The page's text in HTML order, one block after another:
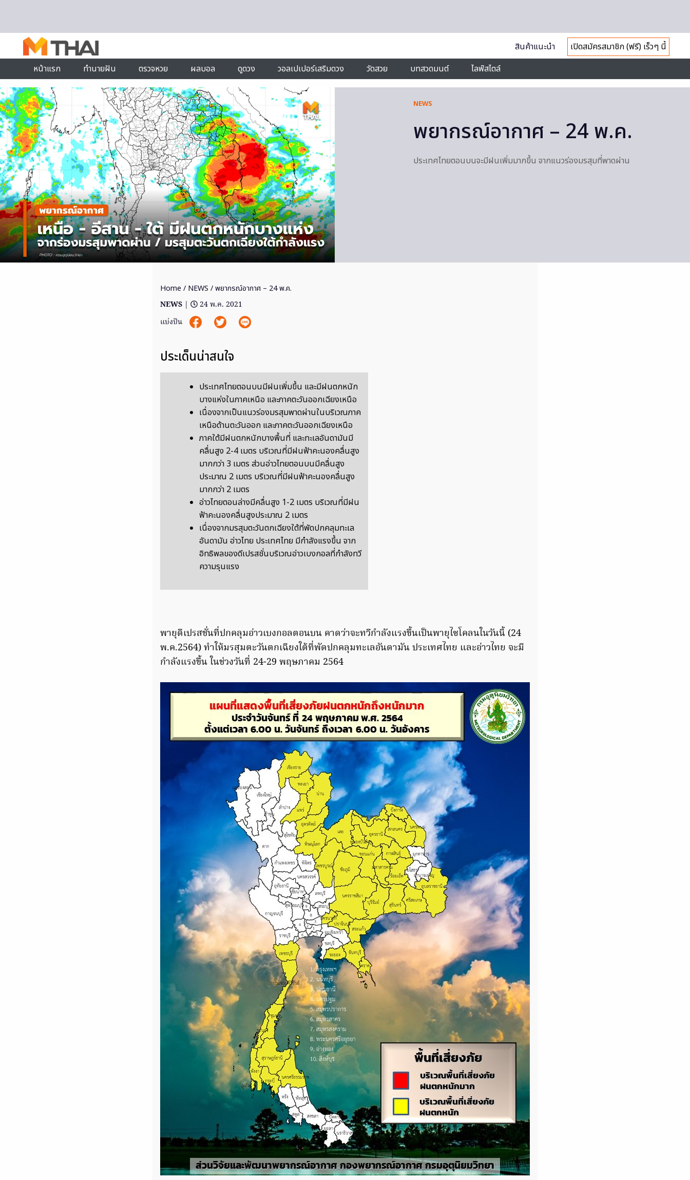
สินค้าแนะนำ
เปิดสมัครสมาชิก (ฟรี) เร็วๆ นี้
หน้าแรก
ทำนายฝัน ตรวจหวย ผลบอล ดูดวง วอลเปเปอร์เสริมดวง วัดสวย บทสวดมนต์ ไลฟ์สไตล์
NEWS
พยากรณ์อากาศ – 24 พ.ค.
ประเทศไทยตอนบนจะมีฝนเพิ่มมากขึ้น จากแนวร่องมรสุมที่พาดผ่าน
Home / NEWS / พยากรณ์อากาศ – 24 พ.ค.
NEWS |
24 พ.ค. 2021
แบ่งปัน
ประเด็นน่าสนใจ
ประเทศไทยตอนบนมีฝนเพิ่มขึ้น และมีฝนตกหนัก
บางแห่งในภาคเหนือ และภาคตะวันออกเฉียงเหนือ
เนื่องจากเป็นแนวร่องมรสุมพาดผ่านในบริเวณภาค
เหนือด้านตะวันออก และภาคตะวันออกเฉียงเหนือ
ภาคใต้มีฝนตกหนักบางพื้นที่ และทะเลอันดามันมี
คลื่นสูง 2-4 เมตร บริเวณที่มีฝนฟ้าคะนองคลื่นสูง
มากกว่า 3 เมตร ส่วนอ่าวไทยตอนบนมีคลื่นสูง
ประมาณ 2 เมตร บริเวณที่มีฝนฟ้าคะนองคลื่นสูง
มากกว่า 2 เมตร
อ่าวไทยตอนล่างมีคลื่นสูง 1-2 เมตร บริเวณที่มีฝน
ฟ้าคะนองคลื่นสูงประมาณ 2 เมตร
เนื่องจากมรสุมตะวันตกเฉียงใต้ที่พัดปกคลุมทะเล
อันดามัน อ่าวไทย ประเทศไทย มีกำลังแรงขึ้น จาก
อิทธิพลของดีเปรสชั่นบริเวณอ่าวเบงกอลที่กำลังทวี
ความรุนแรง
พายุดีเปรสชั่นที่ปกคลุมอ่าวเบงกอลตอนบน คาดว่าจะทวีกำลังแรงขึ้นเป็นพายุไซโคลนในวันนี้ (24
พ.ค.2564) ทำให้มรสุมตะวันตกเฉียงใต้ที่พัดปกคลุมทะเลอันดามัน ประเทศไทย และอ่าวไทย จะมี
กำลังแรงขึ้น ในช่วงวันที่ 24-29 พฤษภาคม 2564